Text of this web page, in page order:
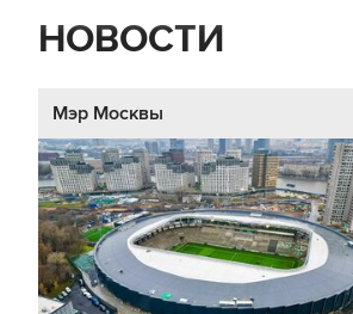
НОВОСТИ
Мэр Москвы